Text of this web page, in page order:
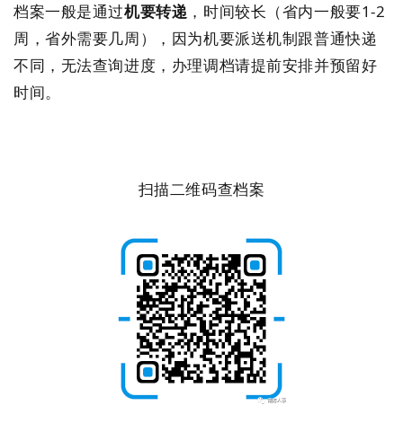
档案一般是通过机要转递 ，时间较长（省内一般要1-2
周，省外需要几周），因为机要派送机制跟普通快递
不同，无法查询进度，办理调档请提前安排并预留好
时间。
扫描二维码查档案